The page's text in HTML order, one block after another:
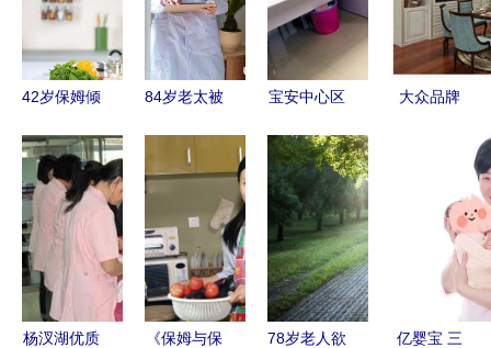
42岁保姆倾
万，工作看
似简单，可
我每天都是
神经紧绷
84岁老太被
断求饶 我
们到底该如
何养老？家
政乱象何时
休？
宝安中心区
攻略 专业
更放心
大众品牌
未来市场的
佼佼者？一
位市场观察
者的深度分
析
杨汊湖优质
《保姆与保
78岁老人欲
亿婴宝 三